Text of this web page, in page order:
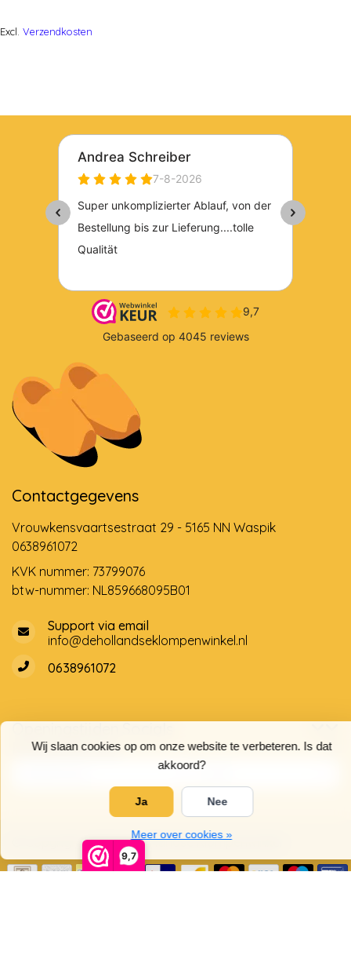
9,7
Wij slaan cookies op om onze website te verbeteren. Is dat
akkoord?
Ja Nee
Meer over cookies »
Excl. Verzendkosten
Contactgegevens
Vrouwkensvaartsestraat 29 - 5165 NN Waspik
0638961072
KVK nummer: 73799076
btw-nummer: NL859668095B01
Support via email
info@dehollandseklompenwinkel.nl
0638961072
Klantenservice
© Copyright 2026 De Hollandse Klompenwinkel